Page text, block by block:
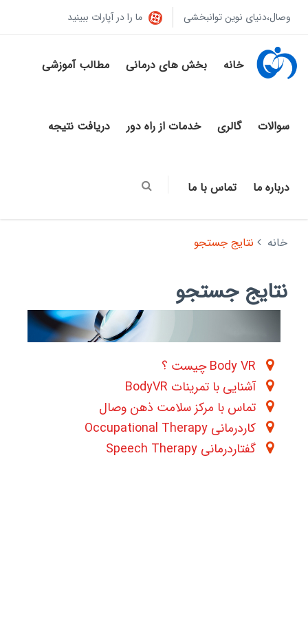
وصال،دنیای نوین توانبخشی ما را در آپارات ببینید
خانه بخش های درمانی مطالب آموزشی
سوالات گالری خدمات از راه دور دریافت نتیجه
درباره ما تماس با ما
خانه نتایج جستجو
نتایج جستجو
Body VR چیست ؟
آشنایی با تمرینات BodyVR
تماس با مرکز سلامت ذهن وصال
کاردرمانی Occupational Therapy
گفتاردرمانی Speech Therapy